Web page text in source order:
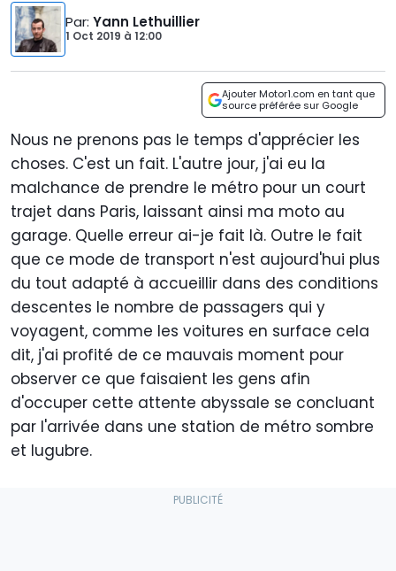
Par: Yann Lethuillier
1 Oct 2019 à 12:00
Ajouter Motor1.com en tant que
source préférée sur Google
Nous ne prenons pas le temps d'apprécier les
choses. C'est un fait. L'autre jour, j'ai eu la
malchance de prendre le métro pour un court
trajet dans Paris, laissant ainsi ma moto au
garage. Quelle erreur ai-je fait là. Outre le fait
que ce mode de transport n'est aujourd'hui plus
du tout adapté à accueillir dans des conditions
descentes le nombre de passagers qui y
voyagent, comme les voitures en surface cela
dit, j'ai profité de ce mauvais moment pour
observer ce que faisaient les gens afin
d'occuper cette attente abyssale se concluant
par l'arrivée dans une station de métro sombre
et lugubre.